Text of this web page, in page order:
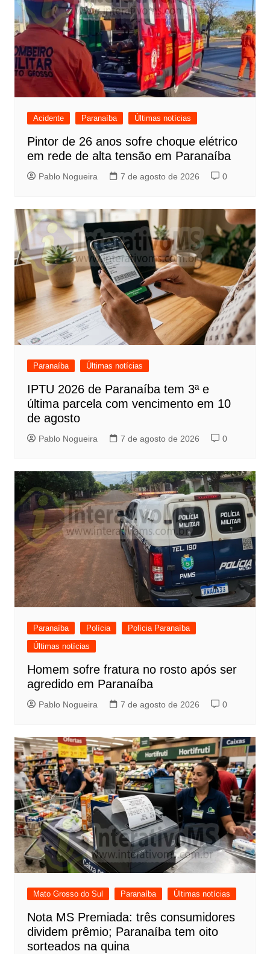
Acidente Paranaíba Últimas notícias
Pintor de 26 anos sofre choque elétrico
em rede de alta tensão em Paranaíba
Pablo Nogueira 7 de agosto de 2026 0
Paranaíba Últimas notícias
IPTU 2026 de Paranaíba tem 3ª e
última parcela com vencimento em 10
de agosto
Pablo Nogueira 7 de agosto de 2026 0
Paranaíba Polícia
Polícia Paranaíba
Últimas notícias
Homem sofre fratura no rosto após ser
agredido em Paranaíba
Pablo Nogueira 7 de agosto de 2026 0
Mato Grosso do Sul Paranaíba Últimas notícias
Nota MS Premiada: três consumidores
dividem prêmio; Paranaíba tem oito
sorteados na quina